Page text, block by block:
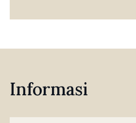
Informasi